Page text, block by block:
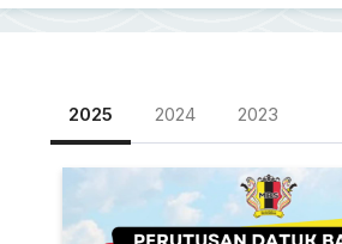
2025 2024 2023